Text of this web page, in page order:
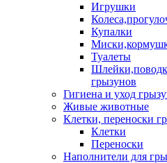
Игрушки
Купалки
Туалеты
грызунов
Гигиена и уход
Живые животные
Клетки, переноски
Клетки
Переноски
Наполнители для